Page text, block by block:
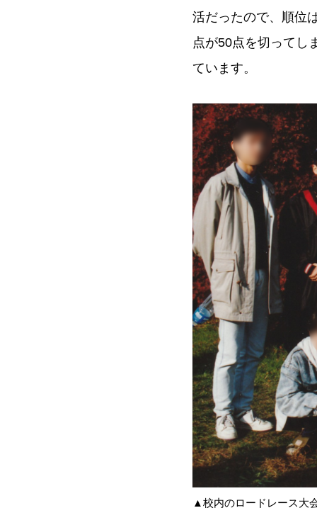
活だったので、順位
点が50点を切ってし
ています。
▲校内のロードレース大